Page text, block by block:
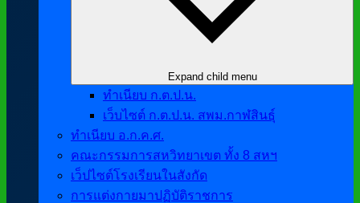
Expand child menu
ทำเนียบ ก.ต.ป.น.
เว็บไซต์ ก.ต.ป.น. สพม.กาฬสินธุ์
ทำเนียบ อ.ก.ค.ศ.
คณะกรรมการสหวิทยาเขต ทั้ง 8 สหฯ
เว็ปไซต์โรงเรียนในสังกัด
การแต่งกายมาปฏิบัติราชการ